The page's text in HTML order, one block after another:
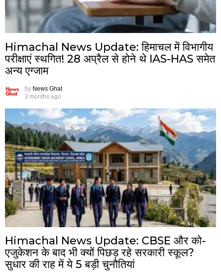
Himachal News Update: हिमाचल में विभागीय
परीक्षाएं स्थगित! 28 अप्रैल से होने थे IAS-HAS समेत
अन्य एग्जाम
by News Ghat
3 months ago
Himachal News Update: CBSE और को-
एजुकेशन के बाद भी क्यों पिछड़ रहे सरकारी स्कूल?
सुधार की राह में ये 5 बड़ी चुनौतियां